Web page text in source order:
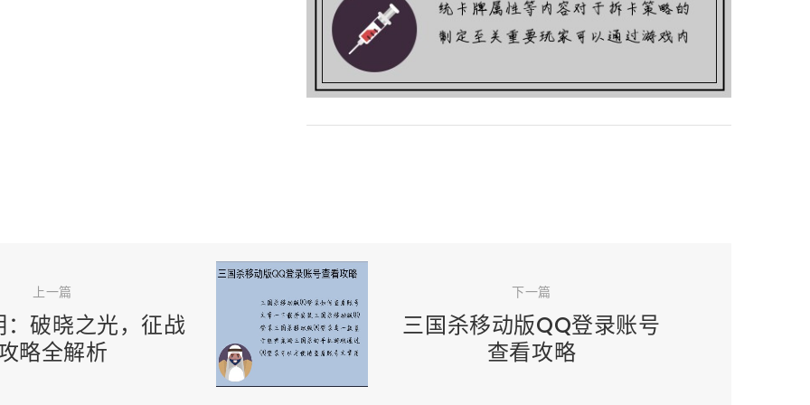
上一篇
：破晓之光，征战
略全解析
下一篇
三国杀移动版QQ登录账号
查看攻略